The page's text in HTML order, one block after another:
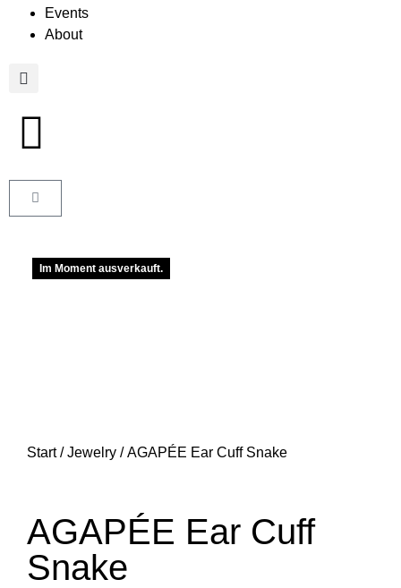
Events
About
Im Moment ausverkauft.
Start/Jewelry / AGAPÉE Ear Cuff Snake
AGAPÉE Ear Cuff
Snake